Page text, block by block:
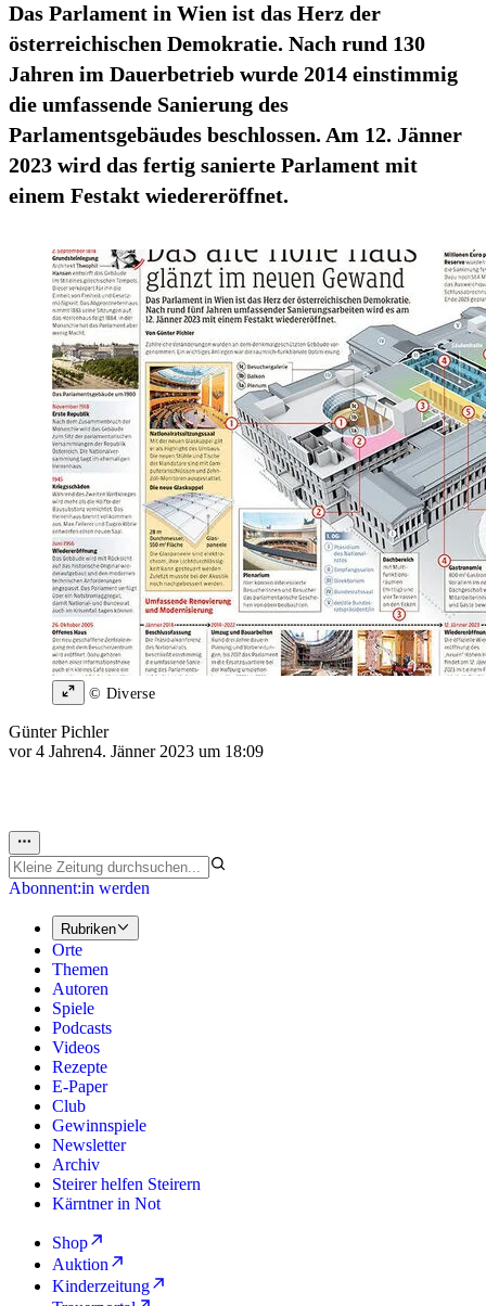
Das Parlament in Wien ist das Herz der
österreichischen Demokratie. Nach rund 130
Jahren im Dauerbetrieb wurde 2014 einstimmig
die umfassende Sanierung des
Parlamentsgebäudes beschlossen. Am 12. Jänner
2023 wird das fertig sanierte Parlament mit
einem Festakt wiedereröffnet.
© Diverse
Günter Pichler
vor 4 Jahren4. Jänner 2023 um 18:09
Abonnent:in werden
Rubriken
Orte
Themen
Autoren
Spiele
Podcasts
Videos
Rezepte
E-Paper
Club
Gewinnspiele
Newsletter
Archiv
Steirer helfen Steirern
Kärntner in Not
Shop
Auktion
Kinderzeitung